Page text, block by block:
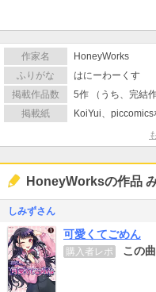
作家名
HoneyWorks
ふりがな
はにーわーくす
掲載作品数
5作 （うち、完結
掲載紙
KoiYui、piccomics
HoneyWorksの作品
しみずさん
可愛くてごめん
購入者レポ この